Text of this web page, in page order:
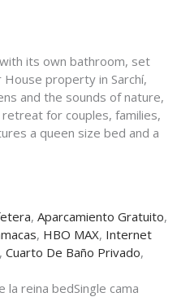
its own bathroom, set
property in Sarchí,
and the sounds of nature,
for couples, families,
a queen size bed and a
, Aparcamiento Gratuito,
, HBO MAX, Internet
, Cuarto De Baño Privado,
la reina bedSingle cama